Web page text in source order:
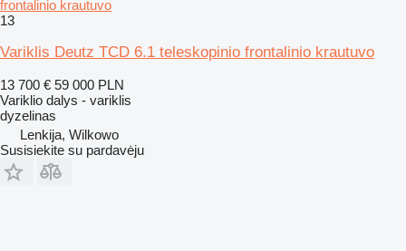
frontalinio krautuvo
13
Variklis Deutz TCD 6.1 teleskopinio frontalinio krautuvo
13 700 € 59 000 PLN
Variklio dalys - variklis
dyzelinas
Lenkija, Wilkowo
Susisiekite su pardavėju